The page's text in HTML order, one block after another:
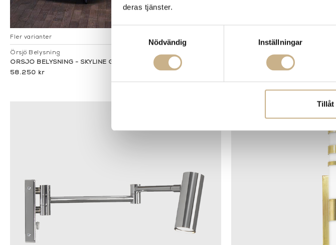
deras tjänster.
Samtyckesval
Nödvändig
Inställningar
Tillåt
Fler varianter
Örsjö Belysning
ÖRSJÖ BELYSNING - SKYLINE GOLVLAMPA
58.250 kr
Örsjö Belysning
ÖRSJÖ BELYSNING - SKYLINE